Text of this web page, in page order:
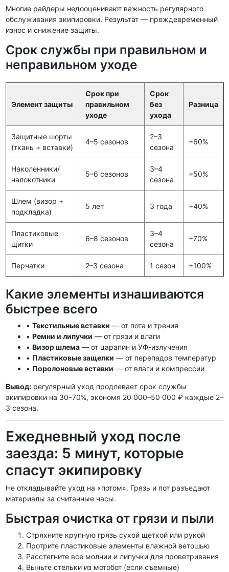
Многие райдеры недооценивают важность регулярного
обслуживания экипировки. Результат — преждевременный
износ и снижение защиты.
Срок службы при правильном и
неправильном уходе
Элемент защиты
Срок при
правильном
уходе
Срок
без
ухода
Разница
Защитные шорты
(ткань + вставки)
4–5 сезонов
2–3
сезона
+60%
Наколенники/
налокотники
5–6 сезонов
3–4
сезона
+50%
Шлем (визор +
подкладка)
5 лет 3 года +40%
Пластиковые
щитки
6–8 сезонов
3–4
сезона
+70%
Перчатки 2–3 сезона 1 сезон +100%
Какие элементы изнашиваются
быстрее всего
• Текстильные вставки — от пота и трения
• Ремни и липучки — от грязи и влаги
• Визор шлема— от царапин и УФ-излучения
• Пластиковые защелки — от перепадов температур
• Поролоновые вставки — от влаги и компрессии
Вывод:регулярный уход продлевает срок службы
экипировки на 30–70%, экономя 20 000–50 000 ₽ каждые 2–
3 сезона.
Ежедневный уход после
заезда: 5 минут, которые
спасут экипировку
Не откладывайте уход на «потом». Грязь и пот разъедают
материалы за считанные часы.
Быстрая очистка от грязи и пыли
Стряхните крупную грязь сухой щеткой или рукой
Протрите пластиковые элементы влажной ветошью
Расстегните все молнии и липучки для проветривания
Выньте стельки из мотобот (если съемные)